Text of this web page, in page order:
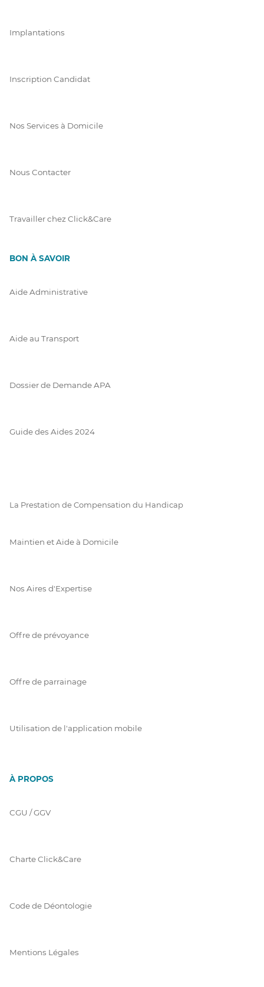
Implantations
Inscription Candidat
Nos Services à Domicile
Nous Contacter
Travailler chez Click&Care
BON À SAVOIR
Aide Administrative
Aide au Transport
Dossier de Demande APA
Guide des Aides 2024
La Prestation de Compensation du Handicap
Maintien et Aide à Domicile
Nos Aires d'Expertise
Offre de prévoyance
Offre de parrainage
Utilisation de l'application mobile
À PROPOS
CGU / GGV
Charte Click&Care
Code de Déontologie
Mentions Légales